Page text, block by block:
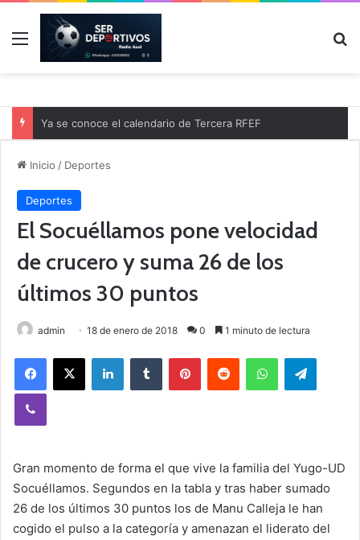
Menú
Ya se conoce el calendario de Tercera RFEF
Inicio / Deportes
Deportes
El Socuéllamos pone velocidad
de crucero y suma 26 de los
últimos 30 puntos
admin 18 de enero de 2018 0 1 minuto de lectura
Gran momento de forma el que vive la familia del Yugo-UD
Socuéllamos. Segundos en la tabla y tras haber sumado
26 de los últimos 30 puntos los de Manu Calleja le han
cogido el pulso a la categoría y amenazan el liderato del